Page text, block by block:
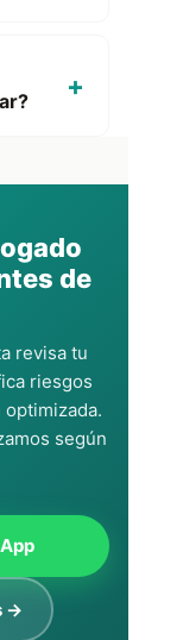
de
revisa tu
riesgos
según
→